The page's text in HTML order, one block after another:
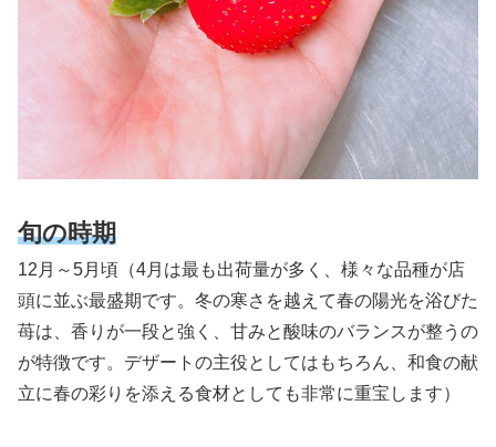
旬の時期
12月～5月頃（4月は最も出荷量が多く、様々な品種が店
頭に並ぶ最盛期です。冬の寒さを越えて春の陽光を浴びた
苺は、香りが一段と強く、甘みと酸味のバランスが整うの
が特徴です。デザートの主役としてはもちろん、和食の献
立に春の彩りを添える食材としても非常に重宝します）